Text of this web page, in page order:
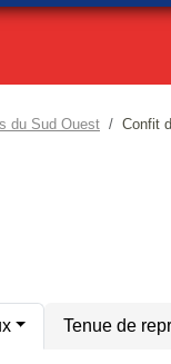
du Sud Ouest Confit
Tenue de